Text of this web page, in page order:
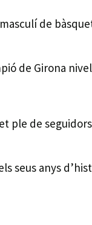
de
de Girona
ple de
seus anys